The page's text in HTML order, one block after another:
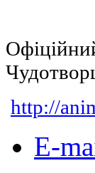
http://
E-